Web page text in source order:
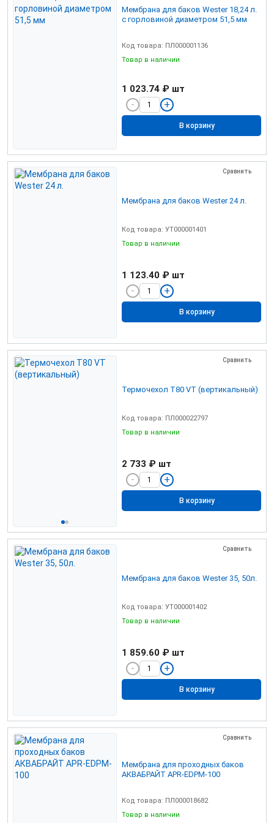
Мембрана для баков Wester 18,24 л.
с горловиной диаметром 51,5 мм
Код товара: ПЛ000001136
Товар в наличии
1 023.74 ₽ шт
В корзину
Сравнить
Мембрана для баков Wester 24 л.
Код товара: УТ000001401
Товар в наличии
1 123.40 ₽ шт
В корзину
Сравнить
Термочехол Т80 VТ (вертикальный)
Код товара: ПЛ000022797
Товар в наличии
2 733 ₽ шт
В корзину
Сравнить
Мембрана для баков Wester 35, 50л.
Код товара: УТ000001402
Товар в наличии
1 859.60 ₽ шт
В корзину
Сравнить
Мембрана для проходных баков
АКВАБРАЙТ APR-EDPM-100
Код товара: ПЛ000018682
Товар в наличии